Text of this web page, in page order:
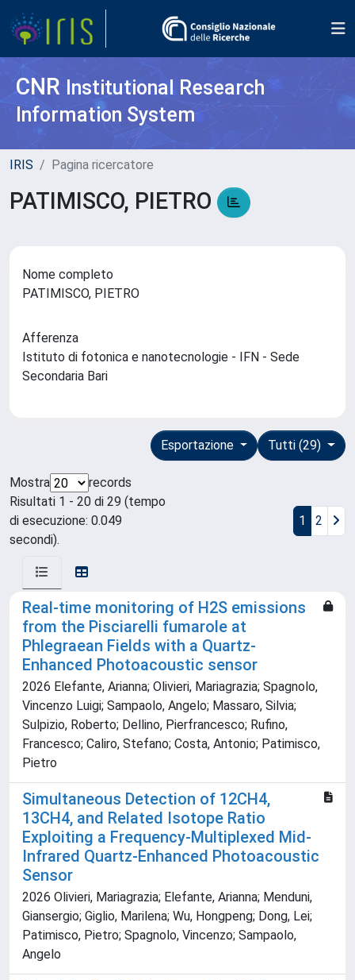
CNR Institutional Research
Information System
IRIS Pagina ricercatore
PATIMISCO, PIETRO
Nome completo
PATIMISCO, PIETRO
Afferenza
Istituto di fotonica e nanotecnologie - IFN - Sede
Secondaria Bari
Tutti (29)
Esportazione
Mostra
records
Risultati 1 - 20 di 29 (tempo
di esecuzione: 0.049
secondi).
1 2
Real-time monitoring of H2S emissions
from the Pisciarelli fumarole at
Phlegraean Fields with a Quartz-
Enhanced Photoacoustic sensor
2026 Elefante, Arianna; Olivieri, Mariagrazia; Spagnolo,
Vincenzo Luigi; Sampaolo, Angelo; Massaro, Silvia;
Sulpizio, Roberto; Dellino, Pierfrancesco; Rufino,
Francesco; Caliro, Stefano; Costa, Antonio; Patimisco,
Pietro
Simultaneous Detection of 12CH4,
13CH4, and Related Isotope Ratio
Exploiting a Frequency-Multiplexed Mid-
Infrared Quartz-Enhanced Photoacoustic
Sensor
2026 Olivieri, Mariagrazia; Elefante, Arianna; Menduni,
Giansergio; Giglio, Marilena; Wu, Hongpeng; Dong, Lei;
Patimisco, Pietro; Spagnolo, Vincenzo; Sampaolo,
Angelo